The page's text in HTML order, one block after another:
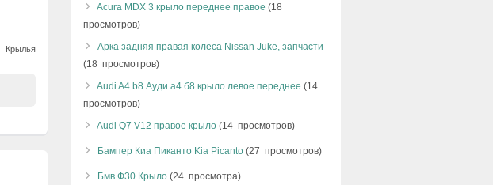
Крылья
Acura MDX 3 крыло переднее правое (18
просмотров)
Арка задняя правая колеса Nissan Juke, запчасти
(18 просмотров)
Audi A4 b8 Ауди а4 б8 крыло левое переднее (14
просмотров)
Audi Q7 V12 правое крыло (14 просмотров)
Бампер Киа Пиканто Kia Picanto (27 просмотров)
Бмв Ф30 Крыло (24 просмотра)